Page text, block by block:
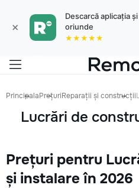
×
Descarcă aplicația
oriunde
★★★★★
PrincipalaPrețuriReparații și construcții
Lucrări de
Prețuri pentru
și instalare în 2026